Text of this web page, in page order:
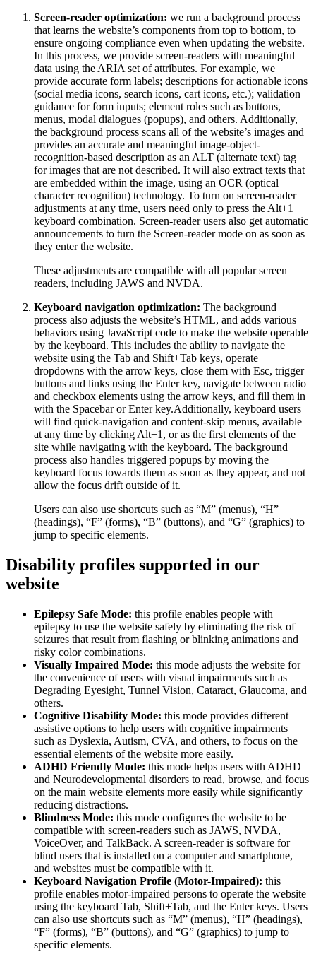
Screen-reader optimization: we run a background process
that learns the website’s components from top to bottom, to
ensure ongoing compliance even when updating the website.
In this process, we provide screen-readers with meaningful
data using the ARIA set of attributes. For example, we
provide accurate form labels; descriptions for actionable icons
(social media icons, search icons, cart icons, etc.); validation
guidance for form inputs; element roles such as buttons,
menus, modal dialogues (popups), and others. Additionally,
the background process scans all of the website’s images and
provides an accurate and meaningful image-object-
recognition-based description as an ALT (alternate text) tag
for images that are not described. It will also extract texts that
are embedded within the image, using an OCR (optical
character recognition) technology. To turn on screen-reader
adjustments at any time, users need only to press the Alt+1
keyboard combination. Screen-reader users also get automatic
announcements to turn the Screen-reader mode on as soon as
they enter the website.
These adjustments are compatible with all popular screen
readers, including JAWS and NVDA.
Keyboard navigation optimization: The background
process also adjusts the website’s HTML, and adds various
behaviors using JavaScript code to make the website operable
by the keyboard. This includes the ability to navigate the
website using the Tab and Shift+Tab keys, operate
dropdowns with the arrow keys, close them with Esc, trigger
buttons and links using the Enter key, navigate between radio
and checkbox elements using the arrow keys, and fill them in
with the Spacebar or Enter key.Additionally, keyboard users
will find quick-navigation and content-skip menus, available
at any time by clicking Alt+1, or as the first elements of the
site while navigating with the keyboard. The background
process also handles triggered popups by moving the
keyboard focus towards them as soon as they appear, and not
allow the focus drift outside of it.
Users can also use shortcuts such as “M” (menus), “H”
(headings), “F” (forms), “B” (buttons), and “G” (graphics) to
jump to specific elements.
Disability profiles supported in our
website
Epilepsy Safe Mode: this profile enables people with
epilepsy to use the website safely by eliminating the risk of
seizures that result from flashing or blinking animations and
risky color combinations.
Visually Impaired Mode: this mode adjusts the website for
the convenience of users with visual impairments such as
Degrading Eyesight, Tunnel Vision, Cataract, Glaucoma, and
others.
Cognitive Disability Mode: this mode provides different
assistive options to help users with cognitive impairments
such as Dyslexia, Autism, CVA, and others, to focus on the
essential elements of the website more easily.
ADHD Friendly Mode: this mode helps users with ADHD
and Neurodevelopmental disorders to read, browse, and focus
on the main website elements more easily while significantly
reducing distractions.
Blindness Mode: this mode configures the website to be
compatible with screen-readers such as JAWS, NVDA,
VoiceOver, and TalkBack. A screen-reader is software for
blind users that is installed on a computer and smartphone,
and websites must be compatible with it.
Keyboard Navigation Profile (Motor-Impaired): this
profile enables motor-impaired persons to operate the website
using the keyboard Tab, Shift+Tab, and the Enter keys. Users
can also use shortcuts such as “M” (menus), “H” (headings),
“F” (forms), “B” (buttons), and “G” (graphics) to jump to
specific elements.